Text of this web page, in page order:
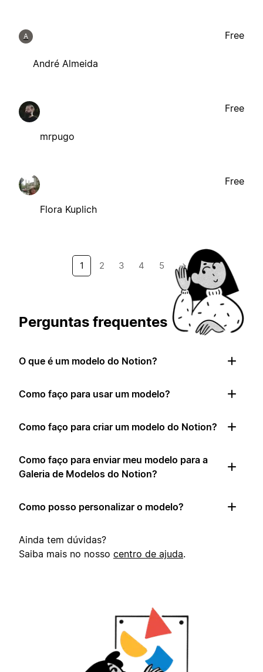
A
André Almeida
Free
mrpugo
Free
Flora Kuplich
Free
1 2 3 4 5 →
Perguntas frequentes
O que é um modelo do Notion?
Como faço para usar um modelo?
Como faço para criar um modelo do Notion?
Como faço para enviar meu modelo para a
Galeria de Modelos do Notion?
Como posso personalizar o modelo?
Ainda tem dúvidas?
Saiba mais no nosso centro de ajuda.